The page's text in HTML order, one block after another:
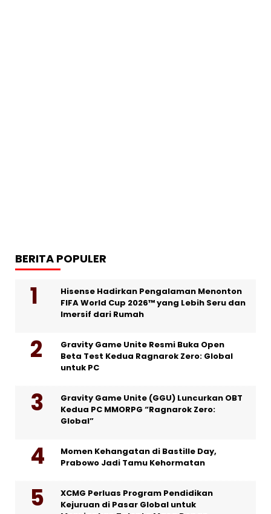
BERITA POPULER
Hisense Hadirkan Pengalaman Menonton
FIFA World Cup 2026™ yang Lebih Seru dan
Imersif dari Rumah
Gravity Game Unite Resmi Buka Open
Beta Test Kedua Ragnarok Zero: Global
untuk PC
Gravity Game Unite (GGU) Luncurkan OBT
Kedua PC MMORPG “Ragnarok Zero:
Global”
Momen Kehangatan di Bastille Day,
Prabowo Jadi Tamu Kehormatan
XCMG Perluas Program Pendidikan
Kejuruan di Pasar Global untuk